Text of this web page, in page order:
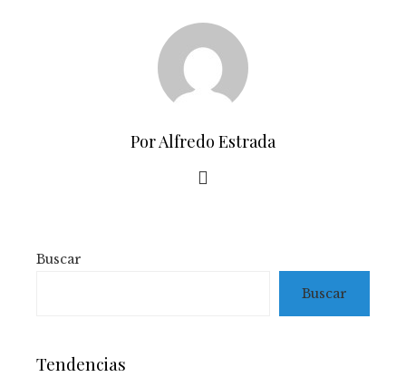
Por Alfredo Estrada
Buscar
Buscar
Tendencias